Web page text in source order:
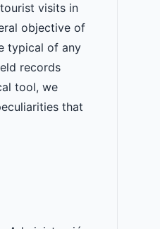
visits in
objective of
typical of any
records
tool, we
that